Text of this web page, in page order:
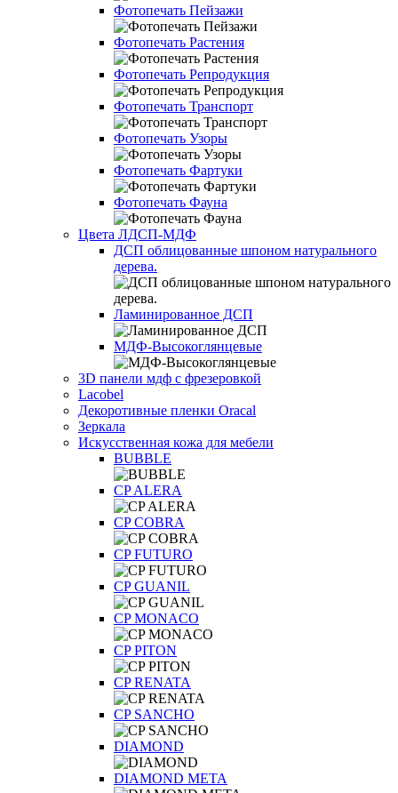
Фотопечать Пейзажи
Фотопечать Растения
Фотопечать Репродукция
Фотопечать Транспорт
Фотопечать Узоры
Фотопечать Фартуки
Фотопечать Фауна
Цвета ЛДСП-МДФ
ДСП облицованные шпоном натурального
дерева.
Ламинированное ДСП
МДФ-Высокоглянцевые
3D панели мдф с фрезеровкой
Lacobel
Декоротивные пленки Oracal
Зеркала
Искусственная кожа для мебели
BUBBLE
CP ALERA
CP COBRA
CP FUTURO
CP GUANIL
CP MONACO
CP PITON
CP RENATA
CP SANCHO
DIAMOND
DIAMOND META